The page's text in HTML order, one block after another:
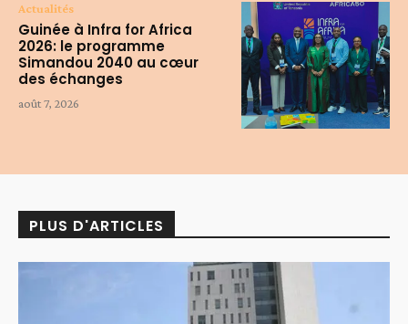
Actualités
Guinée à Infra for Africa
2026: le programme
Simandou 2040 au cœur
des échanges
août 7, 2026
PLUS D'ARTICLES